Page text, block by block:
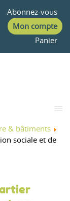
Abonnez-vous
Mon compte
Panier
& bâtiments
sociale et de